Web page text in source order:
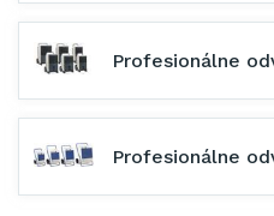
Profesionálne
Profesionálne